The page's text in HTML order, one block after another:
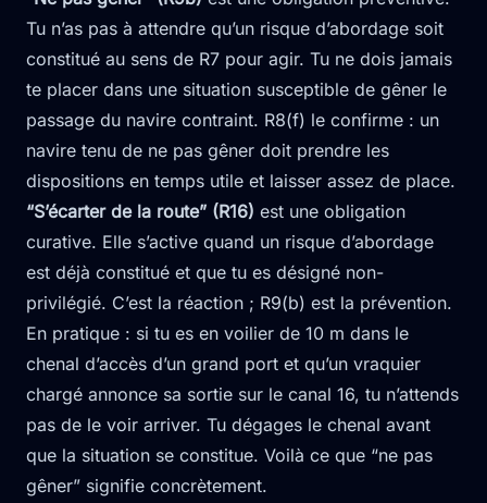
Tu n’as pas à attendre qu’un risque d’abordage soit
constitué au sens de R7 pour agir. Tu ne dois jamais
te placer dans une situation susceptible de gêner le
passage du navire contraint. R8(f) le confirme : un
navire tenu de ne pas gêner doit prendre les
dispositions en temps utile et laisser assez de place.
“S’écarter de la route” (R16) est une obligation
curative. Elle s’active quand un risque d’abordage
est déjà constitué et que tu es désigné non-
privilégié. C’est la réaction ; R9(b) est la prévention.
En pratique : si tu es en voilier de 10 m dans le
chenal d’accès d’un grand port et qu’un vraquier
chargé annonce sa sortie sur le canal 16, tu n’attends
pas de le voir arriver. Tu dégages le chenal avant
que la situation se constitue. Voilà ce que “ne pas
gêner” signifie concrètement.